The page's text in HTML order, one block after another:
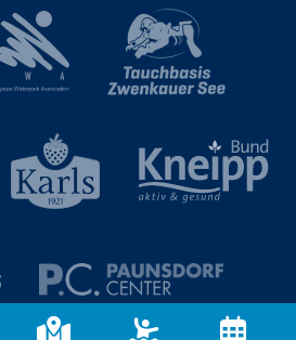
European Waterpark Association